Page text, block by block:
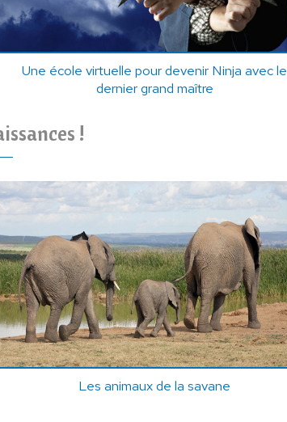
Une école virtuelle pour devenir Ninja avec le
dernier grand maître
!
Les animaux de la savane